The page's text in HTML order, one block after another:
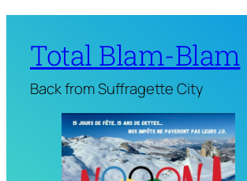
Total Blam-Blam
Back from Suffragette City